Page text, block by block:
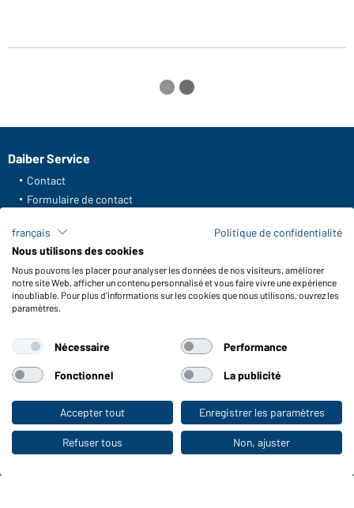
Vers la boutique pour particuliers
Daiber Service
Contact
Formulaire de contact
FAQ / Manuel d' utilisation
Vérifier le stock
Reporting system according to whistleblower protection act
Fonctions et entretien
Conseils d'entretien
Tailles
Couleurs
WORKWEAR COLLECTION
Le choix idéal pour les professionnels :
français
Politique de confidentialité
Nous utilisons des cookies
Nous pouvons les placer pour analyser les données de nos visiteurs, améliorer
notre site Web, afficher un contenu personnalisé et vous faire vivre une expérience
inoubliable. Pour plus d'informations sur les cookies que nous utilisons, ouvrez les
paramètres.
Nécessaire Performance
Fonctionnel La publicité
Accepter tout Enregistrer les paramètres
Refuser tous Non, ajuster